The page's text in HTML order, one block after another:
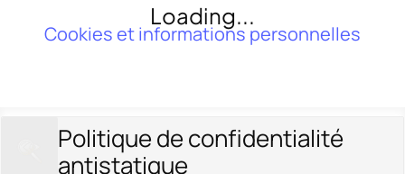
Loading...
Cookies et informations personnelles
Politique de confidentialité
antistatique